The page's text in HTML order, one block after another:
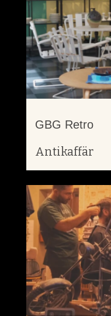
GBG Retro
Antikaffär